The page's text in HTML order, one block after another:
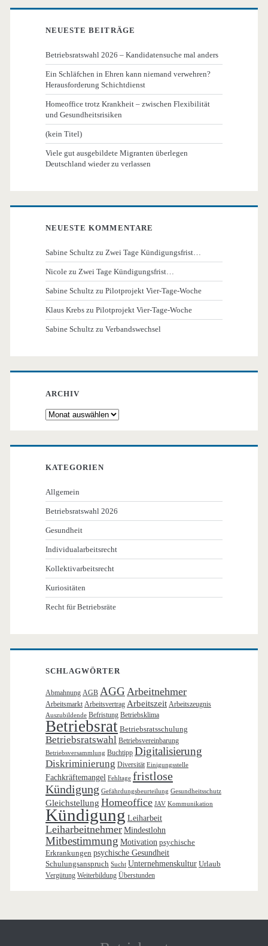
NEUESTE BEITRÄGE
Betriebsratswahl 2026 – Kandidatensuche mal anders
Ein Schläfchen in Ehren kann niemand verwehren?
Herausforderung Schichtdienst
Homeoffice trotz Krankheit – zwischen Flexibilität
und Gesundheitsrisiken
(kein Titel)
Viele gut ausgebildete Migranten überlegen
Deutschland wieder zu verlassen
NEUESTE KOMMENTARE
Sabine Schultz zu Zwei Tage Kündigungsfrist…
Nicole zu Zwei Tage Kündigungsfrist…
Sabine Schultz zuPilotprojekt Vier-Tage-Woche
Klaus Krebs zuPilotprojekt Vier-Tage-Woche
Sabine Schultz zuVerbandswechsel
ARCHIV
Archiv
KATEGORIEN
Allgemein
Betriebsratswahl 2026
Gesundheit
Individualarbeitsrecht
Kollektivarbeitsrecht
Kuriositäten
Recht für Betriebsräte
SCHLAGWÖRTER
Abmahnung AGB AGG Arbeitnehmer
Arbeitsmarkt Arbeitsvertrag Arbeitszeit Arbeitszeugnis
Auszubildende Befristung Betriebsklima
Betriebsrat Betriebsratsschulung
Betriebsratswahl Betriebsvereinbarung
Betriebsversammlung Buchtipp Digitalisierung
Diskriminierung Diversität Einigungsstelle
Fachkräftemangel Fehltage fristlose
Kündigung Gefährdungsbeurteilung Gesundheitsschutz
Gleichstellung Homeoffice JAV Kommunikation
Kündigung Leiharbeit
Leiharbeitnehmer Mindestlohn
Mitbestimmung Motivation psychische
Erkrankungen psychische Gesundheit
Schulungsanspruch Sucht Unternehmenskultur Urlaub
Vergütung Weiterbildung Überstunden